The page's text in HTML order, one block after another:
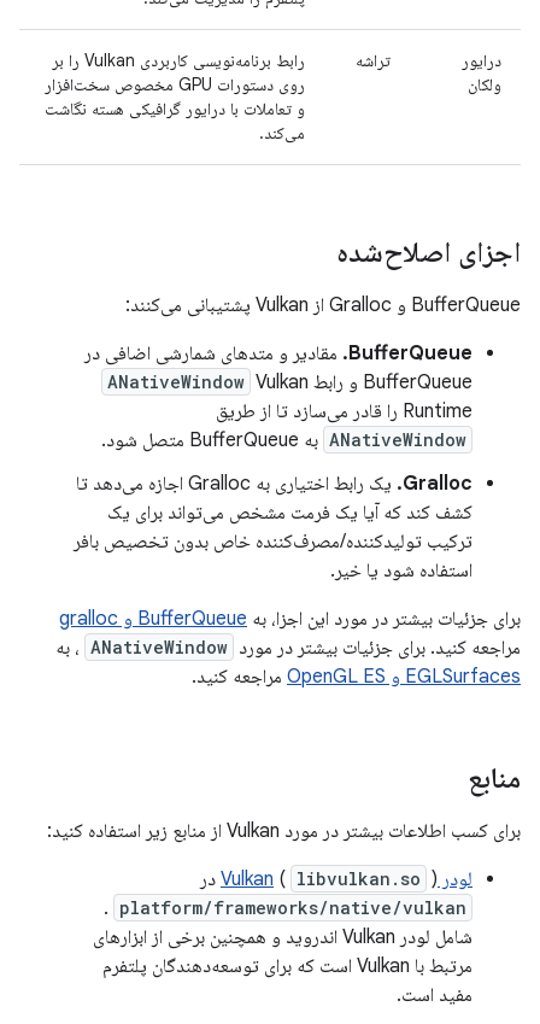
درایور
ولکان
تراشه
رابط برنامه‌نویسی کاربردی Vulkan را بر
روی دستورات GPU مخصوص سخت‌افزار
و تعاملات با درایور گرافیکی هسته نگاشت
می‌کند.
اجزای اصلاح‌شده
BufferQueue و Gralloc از Vulkan پشتیبانی می‌کنند:
BufferQueue. مقادیر و متدهای شمارشی اضافی در
BufferQueue و رابط
ANativeWindow Vulkan
Runtime را قادر می‌سازد تا از طریق
ANativeWindow به BufferQueue متصل شود.
Gralloc.
یک رابط اختیاری به Gralloc اجازه می‌دهد تا
کشف کند که آیا یک فرمت مشخص می‌تواند برای یک
ترکیب تولیدکننده/مصرف‌کننده خاص بدون تخصیص بافر
استفاده شود یا خیر.
برای جزئیات بیشتر در مورد این اجزا، به BufferQueue و gralloc
مراجعه کنید. برای جزئیات بیشتر در مورد ANativeWindow ، به
EGLSurfaces و OpenGL ES
مراجعه کنید.
منابع
برای کسب اطلاعات بیشتر در مورد Vulkan از منابع زیر استفاده کنید:
لودر Vulkan
( libvulkan.so ) در
platform/frameworks/native/vulkan
.
شامل لودر Vulkan اندروید و همچنین برخی از ابزارهای
مرتبط با Vulkan است که برای توسعه‌دهندگان پلتفرم
مفید است.